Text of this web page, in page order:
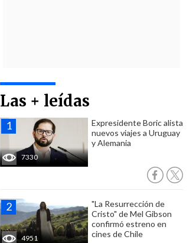
Las + leídas
7330
Expresidente Boric alista
nuevos viajes a Uruguay
y Alemania
4951
"La Resurrección de
Cristo" de Mel Gibson
confirmó estreno en
cines de Chile